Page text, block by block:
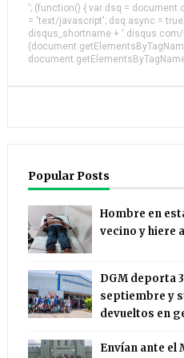
'; (function() { var dsq =
= 'text/javascript'; dsq.async =
disqus_shortname +
Popular Posts
Hombre en
vecino y hiere
DGM deporta
septiembre y
devueltos en
Envían ante el